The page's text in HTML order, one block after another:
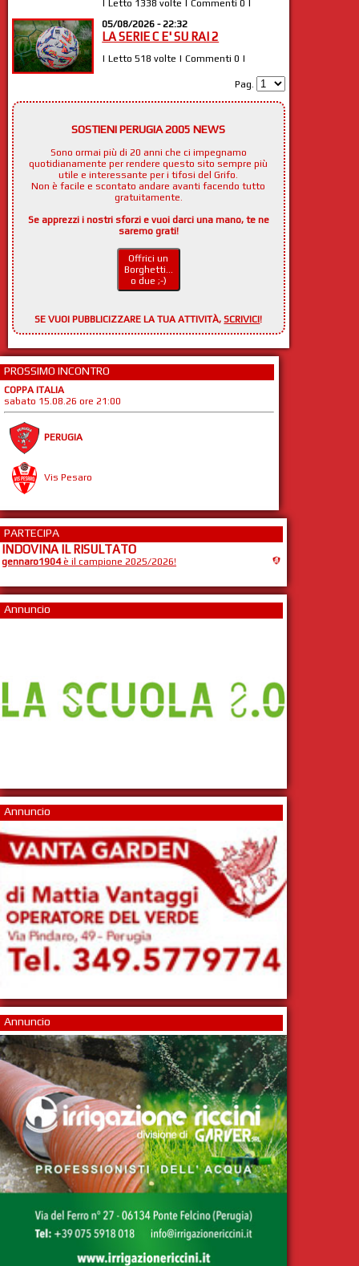
| Letto 1338 volte | Commenti 0 |
05/08/2026 - 22:32
LA SERIE C E' SU RAI 2
| Letto 518 volte | Commenti 0 |
Pag.
SOSTIENI PERUGIA 2005 NEWS
Sono ormai più di 20 anni che ci impegnamo
quotidianamente per rendere questo sito sempre più
utile e interessante per i tifosi del Grifo.
Non è facile e scontato andare avanti facendo tutto
gratuitamente.
Se apprezzi i nostri sforzi e vuoi darci una mano, te ne
saremo grati!
Offrici un
Borghetti...
o due ;-)
SE VUOI PUBBLICIZZARE LA TUA ATTIVITÀ,SCRIVICI!
PROSSIMO INCONTRO
COPPA ITALIA
sabato 15.08.26 ore 21:00
PERUGIA
Vis Pesaro
PARTECIPA
INDOVINA IL RISULTATO
gennaro1904è il campione 2025/2026!
Annuncio
Annuncio
Annuncio